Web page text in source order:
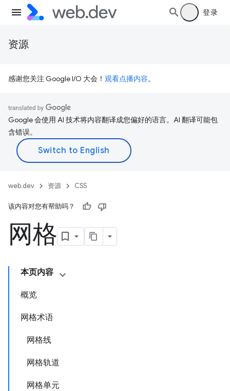
登录
资源
感谢您关注 Google I/O 大会！ 观看点播内容。
Google 会使用 AI 技术将内容翻译成您偏好的语言。AI 翻译可能包
含错误。
web.dev 资源 CSS
该内容对您有帮助吗？
网格
本页内容
概览
网格术语
网格线
网格轨道
网格单元